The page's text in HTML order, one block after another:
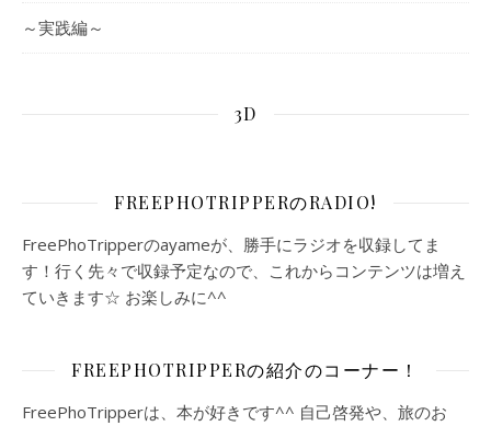
～実践編～
3D
FREEPHOTRIPPERのRADIO!
FreePhoTripperのayameが、勝手にラジオを収録してま
す！行く先々で収録予定なので、これからコンテンツは増え
ていきます☆ お楽しみに^^
FREEPHOTRIPPERの紹介のコーナー！
FreePhoTripperは、本が好きです^^ 自己啓発や、旅のお